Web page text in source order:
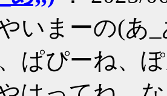
いまーの(あ_
ぱぴーね、